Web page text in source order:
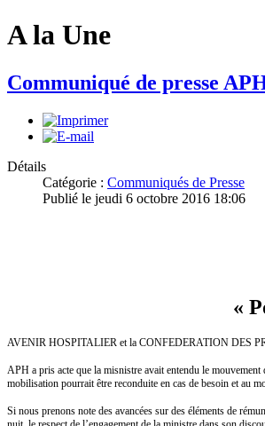
A la Une
Communiqué de presse
Détails
Catégorie : Communiqués de Presse
Publié le jeudi 6 octobre 2016 18:06
«
AVENIR HOSPITALIER et la CONFEDERATION DES
APH a pris acte que la misnistre avait entendu le mouvement
mobilisation pourrait être reconduite en cas de besoin et au
Si nous prenons note des avancées sur des éléments de